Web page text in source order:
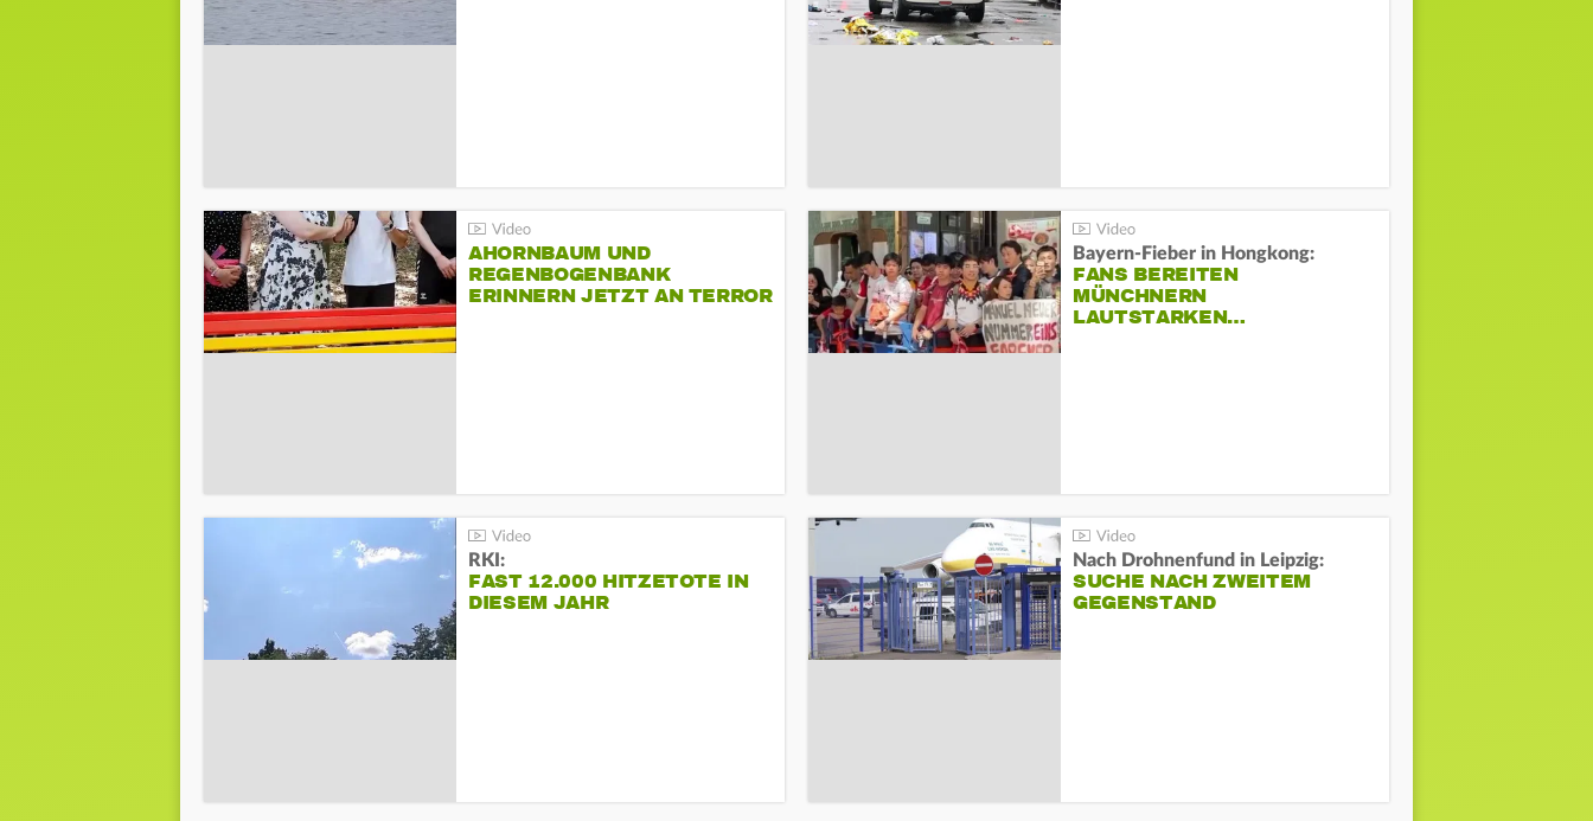
AHORNBAUM UND
REGENBOGENBANK
ERINNERN JETZT AN TERROR
Bayern-Fieber in Hongkong:
FANS BEREITEN
MÜNCHNERN
LAUTSTARKEN…
RKI:
FAST 12.000 HITZETOTE IN
DIESEM JAHR
Nach Drohnenfund in Leipzig:
SUCHE NACH ZWEITEM
GEGENSTAND